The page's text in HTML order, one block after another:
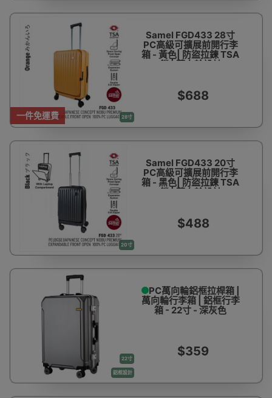
一件免運費 28寸
Samel FGD433 28寸
PC高級可擴展前開行李
箱 - 黃色| 防盜拉鍊 TSA
鎖 | 萬向輪設計
$688
20寸
Samel FGD433 20寸
PC高級可擴展前開行李
箱 - 黑色| 防盜拉鍊 TSA
鎖 | 萬向輪設計
$488
22寸
鋁框設計
PC萬向輪鋁框拉桿箱 |
萬向輪行李箱 | 鋁框行李
箱 - 22寸 - 深灰色
$359